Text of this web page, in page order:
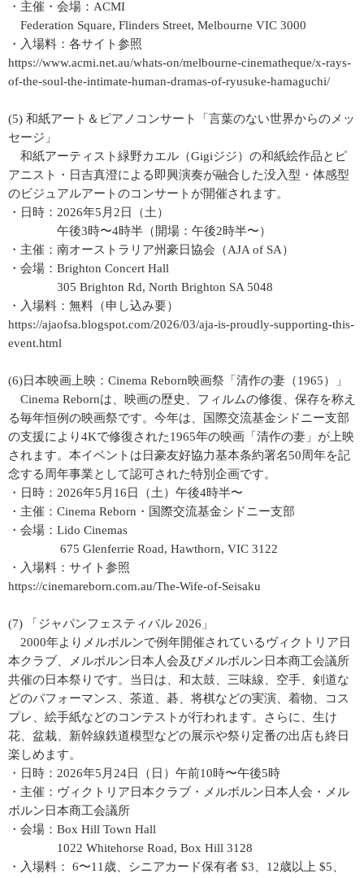
・主催・会場：ACMI
Federation Square, Flinders Street, Melbourne VIC 3000
・入場料：各サイト参照
https://www.acmi.net.au/whats-on/melbourne-cinematheque/x-rays-
of-the-soul-the-intimate-human-dramas-of-ryusuke-hamaguchi/
(5) 和紙アート＆ピアノコンサート「言葉のない世界からのメッ
セージ」
和紙アーティスト緑野カエル（Gigiジジ）の和紙絵作品とピ
アニスト・日吉真澄による即興演奏が融合した没入型・体感型
のビジュアルアートのコンサートが開催されます。
・日時：2026年5月2日（土）
午後3時〜4時半（開場：午後2時半〜）
・主催：南オーストラリア州豪日協会（AJA of SA）
・会場：Brighton Concert Hall
305 Brighton Rd, North Brighton SA 5048
・入場料：無料（申し込み要）
https://ajaofsa.blogspot.com/2026/03/aja-is-proudly-supporting-this-
event.html
(6)日本映画上映：Cinema Reborn映画祭「清作の妻（1965）」
Cinema Rebornは、映画の歴史、フィルムの修復、保存を称え
る毎年恒例の映画祭です。今年は、国際交流基金シドニー支部
の支援により4Kで修復された1965年の映画「清作の妻」が上映
されます。本イベントは日豪友好協力基本条約署名50周年を記
念する周年事業として認可された特別企画です。
・日時：2026年5月16日（土）午後4時半〜
・主催：Cinema Reborn・国際交流基金シドニー支部
・会場：Lido Cinemas
675 Glenferrie Road, Hawthorn, VIC 3122
・入場料：サイト参照
https://cinemareborn.com.au/The-Wife-of-Seisaku
(7) 「ジャパンフェスティバル 2026」
2000年よりメルボルンで例年開催されているヴィクトリア日
本クラブ、メルボルン日本人会及びメルボルン日本商工会議所
共催の日本祭りです。当日は、和太鼓、三味線、空手、剣道な
どのパフォーマンス、茶道、碁、将棋などの実演、着物、コス
プレ、絵手紙などのコンテストが行われます。さらに、生け
花、盆栽、新幹線鉄道模型などの展示や祭り定番の出店も終日
楽しめます。
・日時：2026年5月24日（日）午前10時〜午後5時
・主催：ヴィクトリア日本クラブ・メルボルン日本人会・メル
ボルン日本商工会議所
・会場：Box Hill Town Hall
1022 Whitehorse Road, Box Hill 3128
・入場料： 6〜11歳、シニアカード保有者 $3、12歳以上 $5、